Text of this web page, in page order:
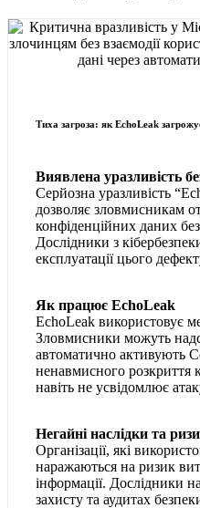
Тиха загроза: як EchoLeak
Виявлена уразливість
Серйозна уразливість
дозволяє зловмисникам
конфіденційних даних
Дослідники з
експлуатації цього
Як працює EchoLeak
EchoLeak використовує
Зловмисники можуть
автоматично активують
ненавмисного розкриття
навіть не усвідомлює
Негайні наслідки та
Організації, які
наражаються на ризик
інформації. Дослідники
захисту та аудитах